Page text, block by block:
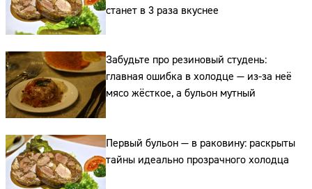
станет в 3 раза вкуснее
Забудьте про резиновый студень:
главная ошибка в холодце — из-за неё
мясо жёсткое, а бульон мутный
Первый бульон — в раковину: раскрыты
тайны идеально прозрачного холодца
Адрес:
Телефон: